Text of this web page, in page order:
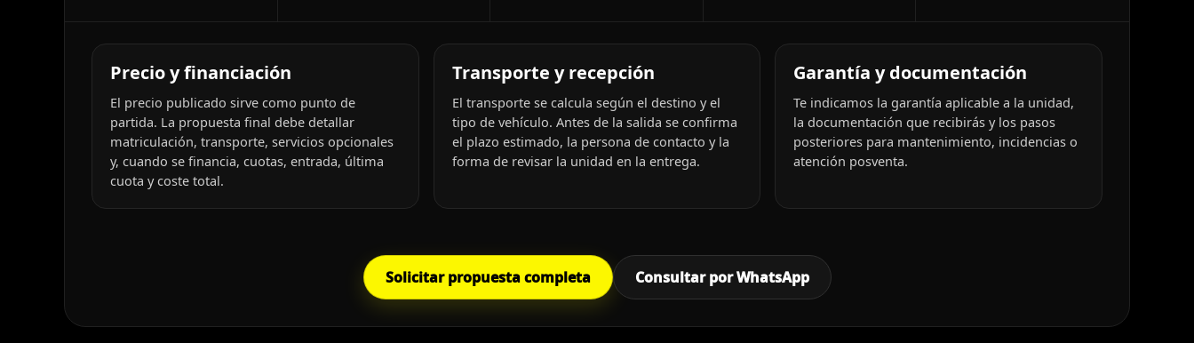
Precio y financiación
El precio publicado sirve como punto de
partida. La propuesta final debe detallar
matriculación, transporte, servicios opcionales
y, cuando se financia, cuotas, entrada, última
cuota y coste total.
Transporte y recepción
El transporte se calcula según el destino y el
tipo de vehículo. Antes de la salida se confirma
el plazo estimado, la persona de contacto y la
forma de revisar la unidad en la entrega.
Garantía y documentación
Te indicamos la garantía aplicable a la unidad,
la documentación que recibirás y los pasos
posteriores para mantenimiento, incidencias o
atención posventa.
Solicitar propuesta completa Consultar por WhatsApp